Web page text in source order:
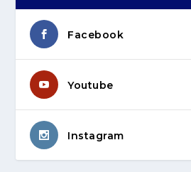
Facebook
Youtube
Instagram